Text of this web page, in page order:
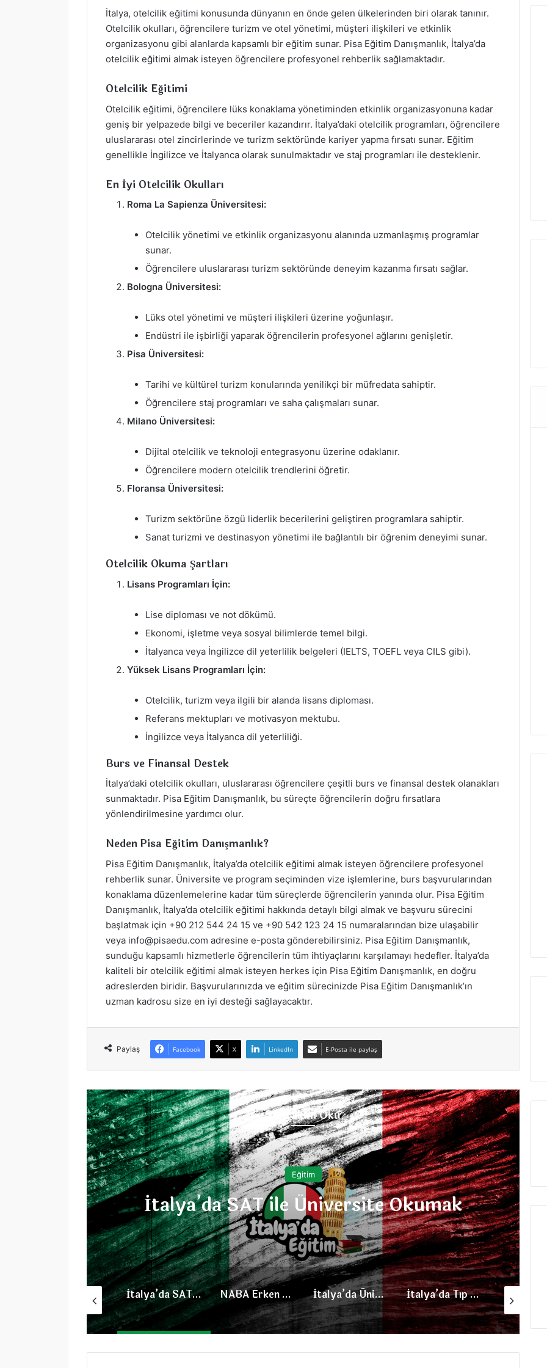
İtalya, otelcilik eğitimi konusunda dünyanın en önde gelen ülkelerinden biri olarak tanınır.
Otelcilik okulları, öğrencilere turizm ve otel yönetimi, müşteri ilişkileri ve etkinlik
organizasyonu gibi alanlarda kapsamlı bir eğitim sunar. Pisa Eğitim Danışmanlık, İtalya’da
otelcilik eğitimi almak isteyen öğrencilere profesyonel rehberlik sağlamaktadır.
Otelcilik Eğitimi
Otelcilik eğitimi, öğrencilere lüks konaklama yönetiminden etkinlik organizasyonuna kadar
geniş bir yelpazede bilgi ve beceriler kazandırır. İtalya’daki otelcilik programları, öğrencilere
uluslararası otel zincirlerinde ve turizm sektöründe kariyer yapma fırsatı sunar. Eğitim
genellikle İngilizce ve İtalyanca olarak sunulmaktadır ve staj programları ile desteklenir.
En İyi Otelcilik Okulları
Roma La Sapienza Üniversitesi:
Otelcilik yönetimi ve etkinlik organizasyonu alanında uzmanlaşmış programlar
sunar.
Öğrencilere uluslararası turizm sektöründe deneyim kazanma fırsatı sağlar.
Bologna Üniversitesi:
Lüks otel yönetimi ve müşteri ilişkileri üzerine yoğunlaşır.
Endüstri ile işbirliği yaparak öğrencilerin profesyonel ağlarını genişletir.
Pisa Üniversitesi:
Tarihi ve kültürel turizm konularında yenilikçi bir müfredata sahiptir.
Öğrencilere staj programları ve saha çalışmaları sunar.
Milano Üniversitesi:
Dijital otelcilik ve teknoloji entegrasyonu üzerine odaklanır.
Öğrencilere modern otelcilik trendlerini öğretir.
Floransa Üniversitesi:
Turizm sektörüne özgü liderlik becerilerini geliştiren programlara sahiptir.
Sanat turizmi ve destinasyon yönetimi ile bağlantılı bir öğrenim deneyimi sunar.
Otelcilik Okuma Şartları
Lisans Programları İçin:
Lise diploması ve not dökümü.
Ekonomi, işletme veya sosyal bilimlerde temel bilgi.
İtalyanca veya İngilizce dil yeterlilik belgeleri (IELTS, TOEFL veya CILS gibi).
Yüksek Lisans Programları İçin:
Otelcilik, turizm veya ilgili bir alanda lisans diploması.
Referans mektupları ve motivasyon mektubu.
İngilizce veya İtalyanca dil yeterliliği.
Burs ve Finansal Destek
İtalya’daki otelcilik okulları, uluslararası öğrencilere çeşitli burs ve finansal destek olanakları
sunmaktadır. Pisa Eğitim Danışmanlık, bu süreçte öğrencilerin doğru fırsatlara
yönlendirilmesine yardımcı olur.
Neden Pisa Eğitim Danışmanlık?
Pisa Eğitim Danışmanlık, İtalya’da otelcilik eğitimi almak isteyen öğrencilere profesyonel
rehberlik sunar. Üniversite ve program seçiminden vize işlemlerine, burs başvurularından
konaklama düzenlemelerine kadar tüm süreçlerde öğrencilerin yanında olur. Pisa Eğitim
Danışmanlık, İtalya’da otelcilik eğitimi hakkında detaylı bilgi almak ve başvuru sürecini
başlatmak için +90 212 544 24 15 ve +90 542 123 24 15 numaralarından bize ulaşabilir
veya info@pisaedu.com adresine e-posta gönderebilirsiniz. Pisa Eğitim Danışmanlık,
sunduğu kapsamlı hizmetlerle öğrencilerin tüm ihtiyaçlarını karşılamayı hedefler. İtalya’da
kaliteli bir otelcilik eğitimi almak isteyen herkes için Pisa Eğitim Danışmanlık, en doğru
adreslerden biridir. Başvurularınızda ve eğitim sürecinizde Pisa Eğitim Danışmanlık’ın
uzman kadrosu size en iyi desteği sağlayacaktır.
Paylaş Facebook X LinkedIn E-Posta ile paylaş
Sonrakini Oku
Eğitim
NABA Erken Kayıt İndirimi
İtalya’da SAT ile Üniversite Okumak NABA Erken Kayıt İndirimi İtalya’da Üniversite Eğitimi İtalya’da Tıp Eğitimi İtalya’da Fizik Okulları